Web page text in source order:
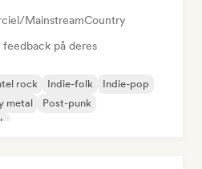
MainstreamCountry
på deres
rock Indie-folk
Indie-pop
metal
Post-punk